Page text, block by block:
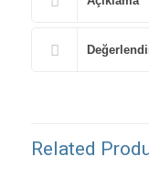
Related